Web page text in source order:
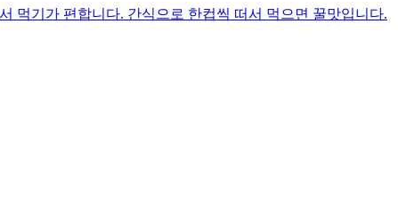
먹기가 편합니다. 간식으로 한컵씩 떠서 먹으면 꿀맛입니다.